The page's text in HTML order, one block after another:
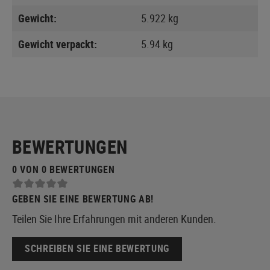
Gewicht:
5.922 kg
Gewicht verpackt:
5.94 kg
BEWERTUNGEN
0 VON 0 BEWERTUNGEN
GEBEN SIE EINE BEWERTUNG AB!
Teilen Sie Ihre Erfahrungen mit anderen Kunden.
SCHREIBEN SIE EINE BEWERTUNG